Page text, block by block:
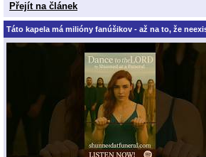
Přejít na článek
Táto kapela má milióny fanúšikov - až na to, že